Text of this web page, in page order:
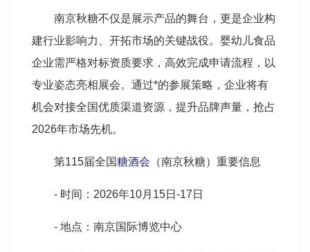
南京秋糖不仅是展示产品的舞台，更是企业构
建行业影响力、开拓市场的关键战役。婴幼儿食品
企业需严格对标资质要求，高效完成申请流程，以
专业姿态亮相展会。通过*的参展策略，企业将有
机会对接全国优质渠道资源，提升品牌声量，抢占
2026年市场先机。
第115届全国糖酒会 （南京秋糖）重要信息
- 时间：2026年10月15日-17日
- 地点：南京国际博览中心